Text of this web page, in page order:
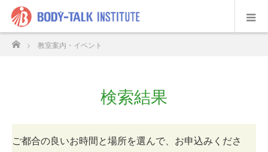
ホーム
教室案内・イベント
検索結果
ご都合の良いお時間と場所を選んで、お申込みくださ